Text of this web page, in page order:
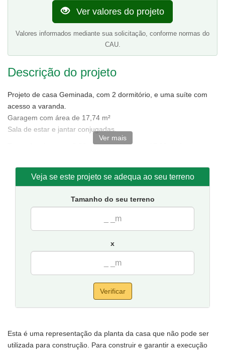
Ver valores do projeto
Valores informados mediante sua solicitação, conforme normas do
CAU.
Descrição do projeto
Projeto de casa Geminada, com 2 dormitório, e uma suíte com
acesso a varanda.
Garagem com área de 17,74 m²
Sala de estar e jantar conjugadas.
3,50 metros de frente e 17,30 de fundos,
Sugestão de terreno mínimo para implantação:5 metros de
frente por 25 de fundos.
Obs: O valor é referente a casa geminada ou seja as duas
unidades, mas se desejar adquirir apenas uma das casas, nos
confirme para o e-mail atendimento@soprojetos.com.br
Ver mais
Veja se este projeto se adequa ao seu terreno
Tamanho do seu terreno
x
Verificar
Esta é uma representação da planta da casa que não pode ser
utilizada para construção. Para construir e garantir a execução